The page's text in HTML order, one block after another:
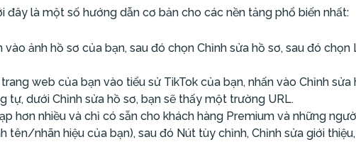
đây là một số hướng dẫn cơ bản cho các nền tảng phổ biến nhất:
vào ảnh hồ sơ của bạn, sau đó chọn Chỉnh sửa hồ sơ, sau đó
web của bạn vào tiểu sử TikTok của bạn, nhấn vào Chỉnh
tự, dưới Chỉnh sửa hồ sơ, bạn sẽ thấy một trường URL.
hơn nhiều và chỉ có sẵn cho khách hàng Premium và những
tên/nhãn hiệu của bạn), sau đó Nút tùy chỉnh, Chỉnh sửa giới